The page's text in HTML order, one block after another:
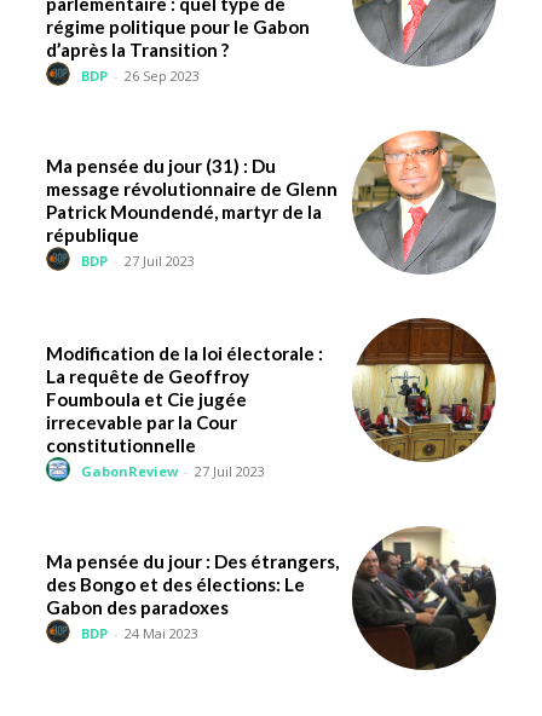
régime politique pour le Gabon
d’après la Transition ?
BDP - 26 Sep 2023
Ma pensée du jour (31) : Du
message révolutionnaire de Glenn
Patrick Moundendé, martyr de la
république
BDP - 27 Juil 2023
Modification de la loi électorale :
La requête de Geoffroy
Foumboula et Cie jugée
irrecevable par la Cour
constitutionnelle
GabonReview - 27 Juil 2023
Ma pensée du jour : Des étrangers,
des Bongo et des élections: Le
Gabon des paradoxes
BDP - 24 Mai 2023